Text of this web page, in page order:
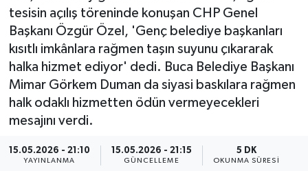
tesisin açılış töreninde konuşan CHP Genel
Başkanı Özgür Özel, 'Genç belediye başkanları
kısıtlı imkânlara rağmen taşın suyunu çıkararak
halka hizmet ediyor' dedi. Buca Belediye Başkanı
Mimar Görkem Duman da siyasi baskılara rağmen
halk odaklı hizmetten ödün vermeyecekleri
mesajını verdi.
15.05.2026 - 21:10
YAYINLANMA
15.05.2026 - 21:15
GÜNCELLEME
5 DK
OKUNMA SÜRESI
Ekonomi
Magazin
Özel Haber
Tüm Manşetler
Son Dakika Haberleri
Haber Arşivi